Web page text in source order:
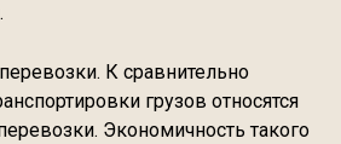
К сравнительно
грузов относятся
Экономичность такого